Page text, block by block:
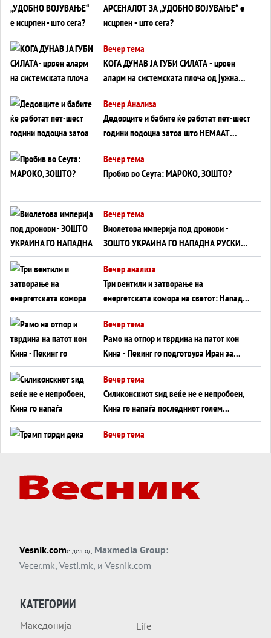
АРСЕНАЛОТ ЗА „УДОБНО ВОЈУВАЊЕ“ е
исцрпен - што сега?
Вечер тема
КОГА ДУНАВ ЈА ГУБИ СИЛАТА - црвен
аларм на системската плоча од јужна
Германија до Црното Море...
Вечер Анализа
Дедовците и бабите ќе работат пет-шест
години подоцна затоа што НЕМААТ
ВНУЦИ ДА ГИ ЗАМЕНАТ
Вечер тема
Пробив во Сеута: МАРОКО, ЗОШТО?
Вечер тема
Виолетова империја под дронови -
ЗОШТО УКРАИНА ГО НАПАДНА РУСКИОТ
WILDBERRIES
Вечер анализа
Три вентили и затворање на
енергетската комора на светот: Нападот
во Суец најавува глобален енергетски
инфаркт?
Вечер тема
Рамо на отпор и тврдина на патот кон
Кина - Пекинг го подготвува Иран за
американска копнена инвазија
Вечер тема
Силиконскиот ѕид веќе не е непробоен,
Кина го напаѓа последниот голем
монопол на Западот?
Вечер тема
Вечер тема
ДЛАБОКО УДОЛУ: Сметководствените
Вечер тема
АТОМСКО ДОМИНО НА БЛИСКИОТ
ИСТОК
Обвинувањето кон Русија го поврзува
Vesnik.comе дел од Maxmedia Group:
Vecer.mk, Vesti.mk, и Vesnik.com
КАТЕГОРИИ
Македонија
Life